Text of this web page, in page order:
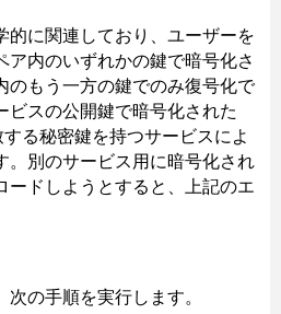
的に関連しており、ユーザーを
ア内のいずれかの鍵で暗号化さ
のもう一方の鍵でのみ復号化で
ビスの公開鍵で暗号化された
る秘密鍵を持つサービスによ
。別のサービス用に暗号化され
ードしようとすると、上記のエ
の手順を実行します。